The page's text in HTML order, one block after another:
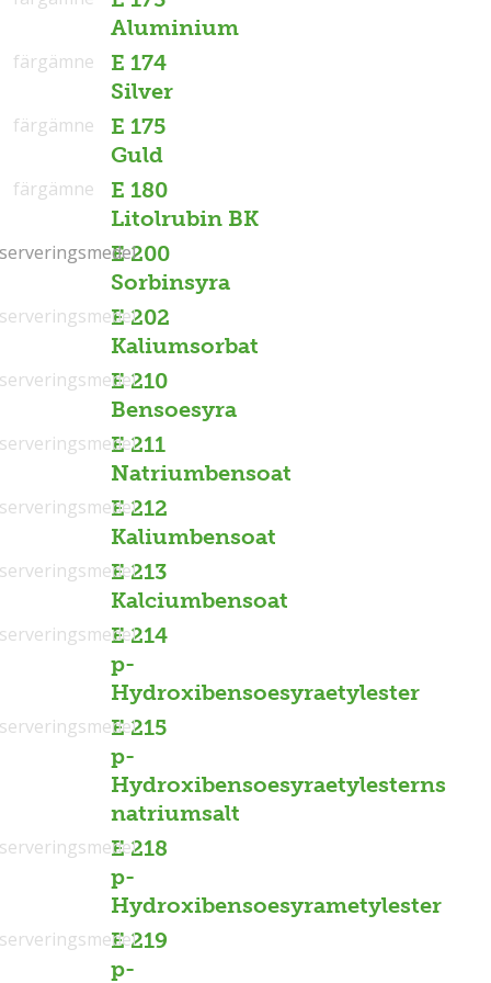
Aluminium
E 174
Silver
färgämne
E 175
Guld
färgämne
E 180
Litolrubin BK
färgämne
E 200
Sorbinsyra
E 202
Kaliumsorbat
E 210
Bensoesyra
E 211
Natriumbensoat
E 212
Kaliumbensoat
E 213
Kalciumbensoat
E 214
p-
Hydroxibensoesyraetylester
E 215
p-
Hydroxibensoesyraetylesterns
natriumsalt
E 218
p-
Hydroxibensoesyrametylester
E 219
p-